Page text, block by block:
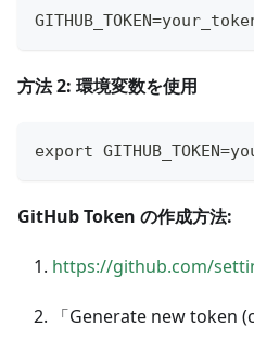
方法 2: 環境変数を使用
export
GitHub Token の作成方法:
https://github.com/
「Generate new token